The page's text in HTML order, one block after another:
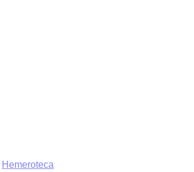
Hemeroteca